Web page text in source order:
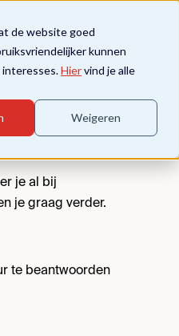
de website goed
kunnen
interesses.Hiervind je alle
Weigeren
je al bij
je graag verder.
te beantwoorden